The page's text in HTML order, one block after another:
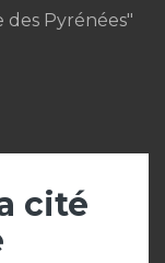
des Pyrénées"
cité